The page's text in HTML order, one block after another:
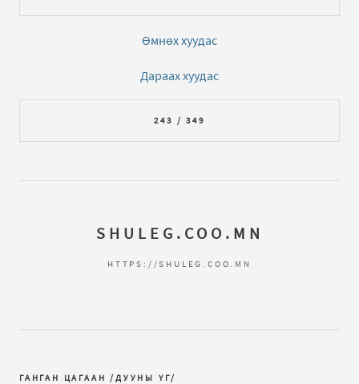
Өмнөх хуудас
Дараах хуудас
243 / 349
SHULEG.COO.MN
HTTPS://SHULEG.COO.MN
ГАНГАН ЦАГААН /ДУУНЫ ҮГ/